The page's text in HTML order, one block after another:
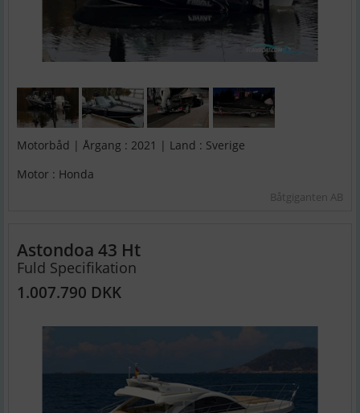
Motorbåd | Årgang : 2021 | Land : Sverige
Motor : Honda
Båtgiganten AB
Astondoa 43 Ht
Fuld Specifikation
1.007.790 DKK